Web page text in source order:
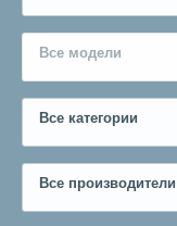
Все модели
Все категории
Все производители